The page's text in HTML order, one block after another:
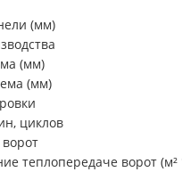
(мм)
(мм)
(мм)
циклов
теплопередаче ворот (м²